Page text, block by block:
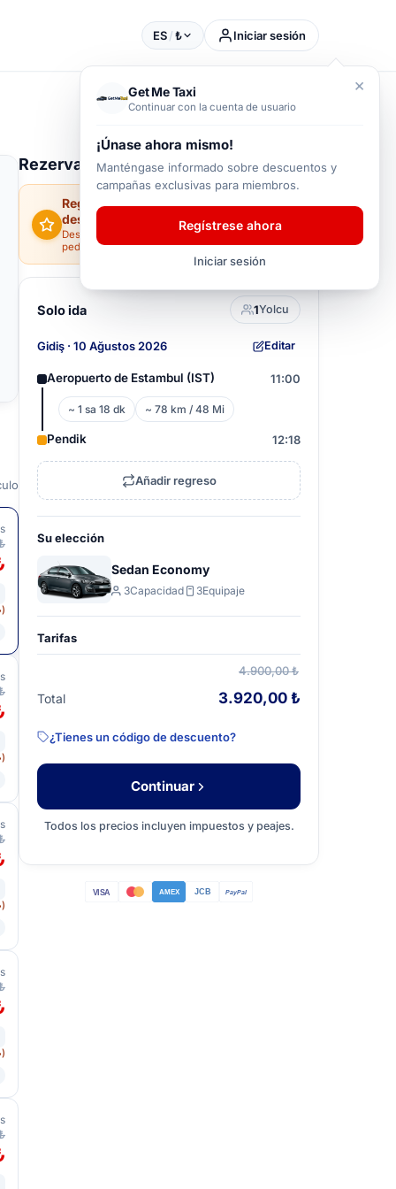
ES/₺ Iniciar sesión
Rezervasyonunuz
Regístrese y obtenga un 5% de
descuento en su primera reserva.
Descuento de bienvenida · solo para el primer
pedido
Solo ida 1Yolcu
Gidiş · 10 Ağustos 2026 Editar
Aeropuerto de Estambul (IST) 11:00
~ 1 sa 18 dk ~ 78 km / 48 Mi
Pendik 12:18
Añadir regreso
Su elección
Sedan Economy
3Capacidad 3Equipaje
Tarifas
4.900,00 ₺
Total 3.920,00 ₺
¿Tienes un código de descuento?
Continuar
Todos los precios incluyen impuestos y peajes.
VISA AMEX JCB PayPal
×
Get Me Taxi
Continuar con la cuenta de usuario
¡Únase ahora mismo!
Manténgase informado sobre descuentos y
campañas exclusivas para miembros.
Regístrese ahora
Iniciar sesión